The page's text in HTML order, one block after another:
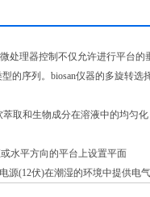
理器控制不仅允许进行平台
的序列。biosan仪器的多旋转
取和生物成分在溶液中的均匀
水平方向的平台上设置平面
源(12伏)在潮湿的环境中提供电气